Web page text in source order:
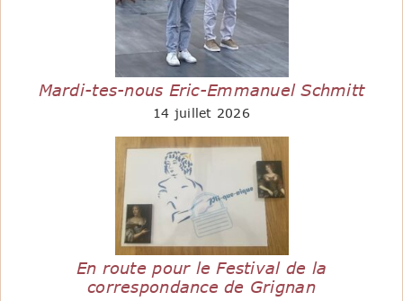
Mardi-tes-nous Eric-Emmanuel Schmitt
14 juillet 2026
En route pour le Festival de la
correspondance de Grignan